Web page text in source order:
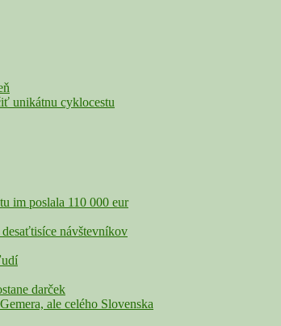
unikátnu cyklocestu
im poslala 110 000 eur
návštevníkov
darček
ale celého Slovenska